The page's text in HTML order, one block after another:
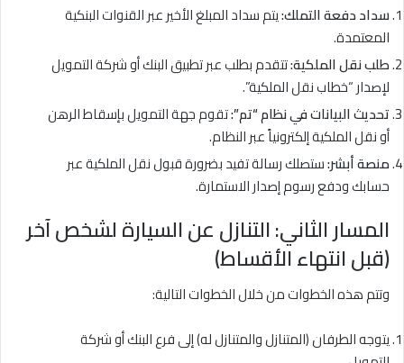
سداد دفعة التملك:يتم سداد المبلغ الأخير عبر القنوات البنكية
المعتمدة.
طلب نقل الملكية:تتقدم بطلب عبر تطبيق البنك أو شركة التمويل
لإصدار “خطاب نقل الملكية”.
تحديث البيانات في نظام “تم”:تقوم جهة التمويل بإسقاط الرهن
أو نقل الملكية إلكترونياً عبر النظام.
منصة أبشر:ستصلك رسالة تفيد بضرورة قبول نقل الملكية عبر
حسابك ودفع رسوم إصدار الاستمارة.
المسار الثاني: التنازل عن السيارة لشخص آخر
(قبل انتهاء الأقساط)
وتتم هذه الخطوات من خلال الخطوات التالية:
يتوجه الطرفان (المتنازل والمتنازل له) إلى فرع البنك أو شركة